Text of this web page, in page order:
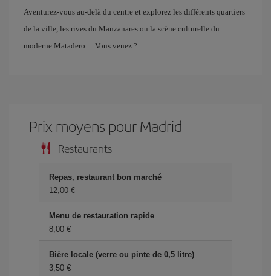
Aventurez-vous au-delà du centre et explorez les différents quartiers
de la ville, les rives du Manzanares ou la scène culturelle du
moderne Matadero… Vous venez ?
Prix ​​moyens pour Madrid
Restaurants
Repas, restaurant bon marché
12,00 €
Menu de restauration rapide
8,00 €
Bière locale (verre ou pinte de 0,5 litre)
3,50 €